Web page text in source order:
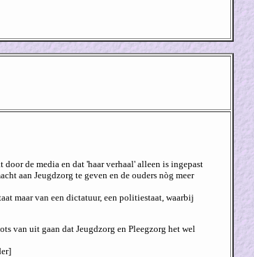
de media en dat 'haar verhaal' alleen is ingepast
aan Jeugdzorg te geven en de ouders nòg meer
maar van een dictatuur, een politiestaat, waarbij
van uit gaan dat Jeugdzorg en Pleegzorg het wel